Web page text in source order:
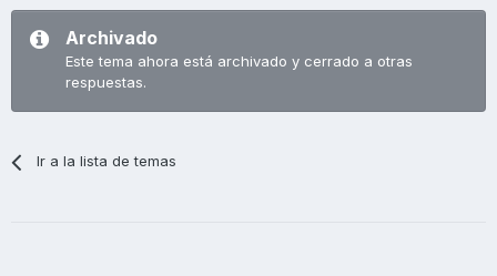
Archivado
Este tema ahora está archivado y cerrado a otras
respuestas.
Ir a la lista de temas